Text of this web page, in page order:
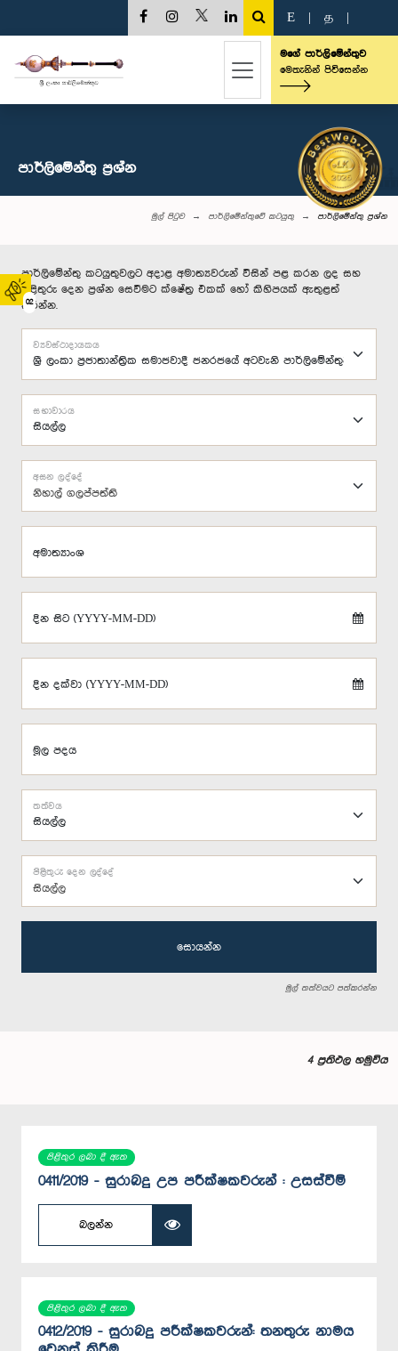
02
E த
මගේ පාර්ලිමේන්තුව
මෙතැනින් පිවිසෙන්න
පාර්ලි‌මේන්තු‌ ප්‍රශ්න
මුල් පිටුව පාර්ලිමේන්තුවේ කටයුතු පාර්ලි‌මේන්තු‌ ප්‍රශ්න
පාර්ලිමේන්තු කටයුතුවලට අදාළ අමාත්‍යවරුන් විසින් පළ කරන ලද සහ
පිළිතුරු දෙන ප්‍රශ්න සෙවීමට ක්ෂේත්‍ර එකක් හෝ කිහිපයක් ඇතුළත්
කරන්න.
ව්‍යවස්ථාදායකය
සභාවාරය
නිහාල් ගලප්පත්ති
අසන ලද්දේ
අමාත්‍යාංශ
දින සිට (YYYY-MM-DD)
දින දක්වා (YYYY-MM-DD)
මූල පදය
තත්වය
සියල්ල
පිළිතුරු දෙන ලද්දේ
සොයන්න
මුල් තත්වයට පත්කරන්න
4 ප්‍රතිඵල හමුවිය
පිළිතුර ලබා දී ඇත
0411/2019 - සුරාබදු උප පරීක්ෂකවරුන් : උසස්වීම්
බලන්න
පිළිතුර ලබා දී ඇත
0412/2019 - සුරාබදු පරීක්ෂකවරුන්: තනතුරු නාමය